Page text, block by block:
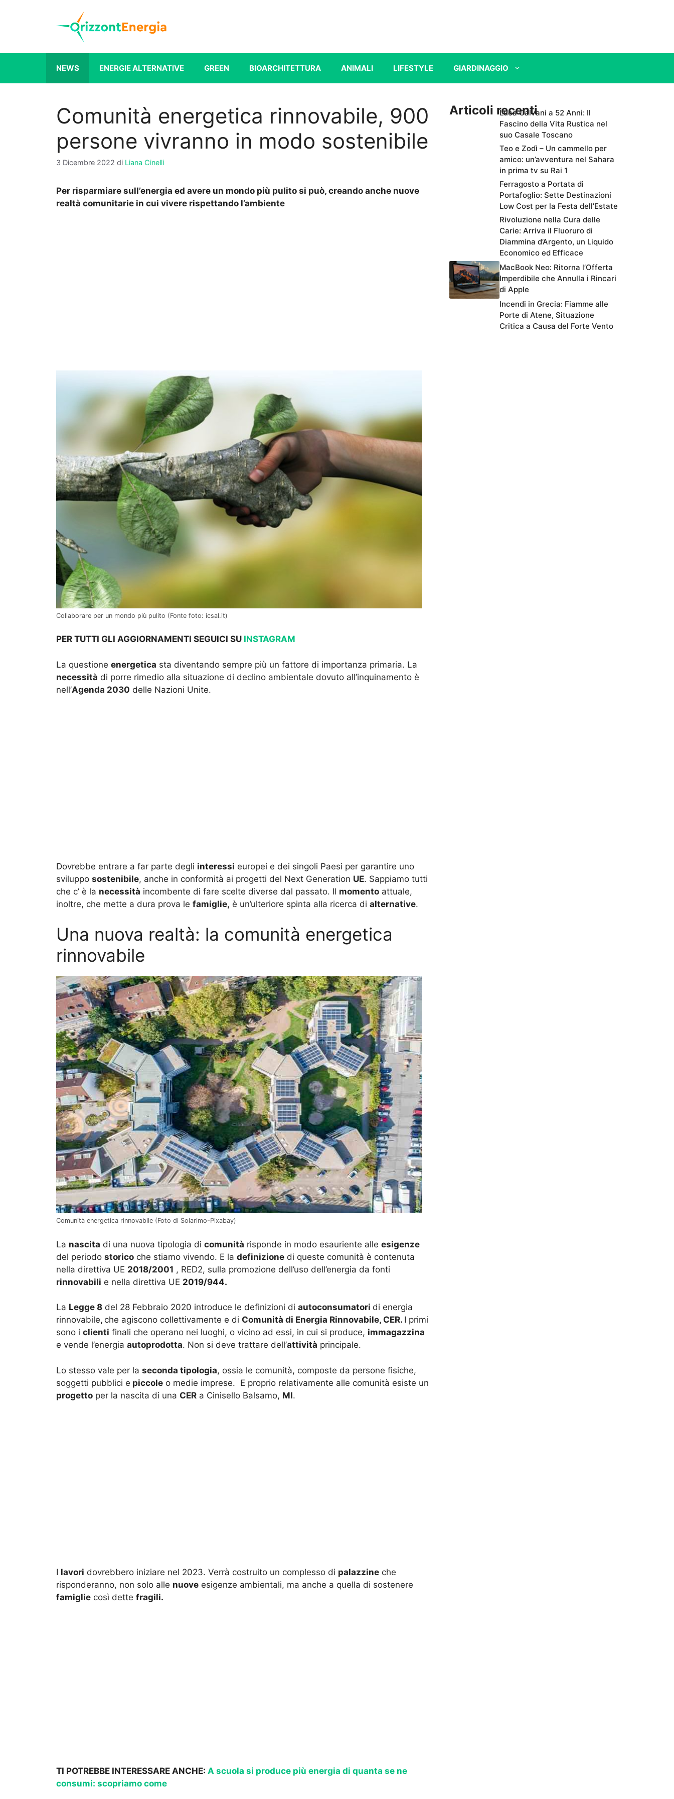
NEWS ENERGIE ALTERNATIVE GREEN BIOARCHITETTURA ANIMALI LIFESTYLE GIARDINAGGIO
Comunità energetica rinnovabile, 900
persone vivranno in modo sostenibile
3 Dicembre 2022 di Liana Cinelli
Per risparmiare sull’energia ed avere un mondo più pulito si può, creando anche nuove
realtà comunitarie in cui vivere rispettando l’ambiente
Collaborare per un mondo più pulito (Fonte foto: icsal.it)
PER TUTTI GLI AGGIORNAMENTI SEGUICI SU INSTAGRAM
La questione energetica sta diventando sempre più un fattore di importanza primaria. La
necessità di porre rimedio alla situazione di declino ambientale dovuto all’inquinamento è
nell’Agenda 2030 delle Nazioni Unite.
Dovrebbe entrare a far parte degli interessi europei e dei singoli Paesi per garantire uno
sviluppo sostenibile, anche in conformità ai progetti del Next Generation UE. Sappiamo tutti
che c’ è la necessità incombente di fare scelte diverse dal passato. Il momento attuale,
inoltre, che mette a dura prova le famiglie, è un’ulteriore spinta alla ricerca di alternative.
Una nuova realtà: la comunità energetica
rinnovabile
Comunità energetica rinnovabile (Foto di Solarimo-Pixabay)
La nascita di una nuova tipologia di comunità risponde in modo esauriente alle esigenze
del periodo storico che stiamo vivendo. E la definizione di queste comunità è contenuta
nella direttiva UE 2018/2001 , RED2, sulla promozione dell’uso dell’energia da fonti
rinnovabili e nella direttiva UE 2019/944.
La Legge 8 del 28 Febbraio 2020 introduce le definizioni di autoconsumatori di energia
rinnovabile, che agiscono collettivamente e di Comunità di Energia Rinnovabile, CER. I primi
sono i clienti finali che operano nei luoghi, o vicino ad essi, in cui si produce, immagazzina
e vende l’energia autoprodotta. Non si deve trattare dell’attività principale.
Lo stesso vale per la seconda tipologia, ossia le comunità, composte da persone fisiche,
soggetti pubblici e piccole o medie imprese. E proprio relativamente alle comunità esiste un
progetto per la nascita di una CER a Cinisello Balsamo, MI.
I lavori dovrebbero iniziare nel 2023. Verrà costruito un complesso di palazzine che
risponderanno, non solo alle nuove esigenze ambientali, ma anche a quella di sostenere
famiglie così dette fragili.
TI POTREBBE INTERESSARE ANCHE: A scuola si produce più energia di quanta se ne
consumi: scopriamo come
Articoli recentiLuca Calvani a 52 Anni: Il
Fascino della Vita Rustica nel
suo Casale Toscano
Teo e Zodì – Un cammello per
amico: un’avventura nel Sahara
in prima tv su Rai 1
Ferragosto a Portata di
Portafoglio: Sette Destinazioni
Low Cost per la Festa dell’Estate
Rivoluzione nella Cura delle
Carie: Arriva il Fluoruro di
Diammina d’Argento, un Liquido
Economico ed Efficace
MacBook Neo: Ritorna l’Offerta
Imperdibile che Annulla i Rincari
di Apple
Incendi in Grecia: Fiamme alle
Porte di Atene, Situazione
Critica a Causa del Forte Vento